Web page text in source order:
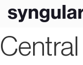
Central